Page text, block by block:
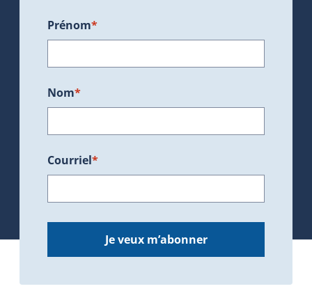
Prénom*
Nom*
Courriel*
Je veux m’abonner